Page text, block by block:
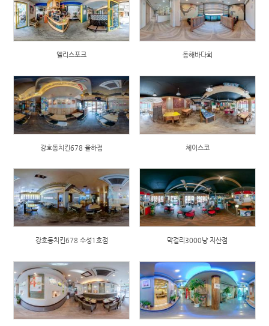
엘리스포크 동해바다회
강호동치킨678 율하점 체이스코
강호동치킨678 수성1호점 막걸리3000냥 지산점